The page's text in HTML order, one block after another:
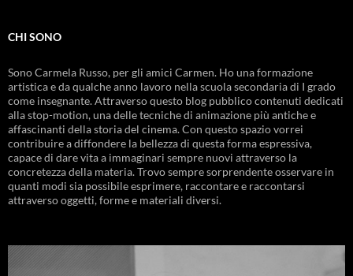
CHI SONO
Sono Carmela Russo, per gli amici Carmen. Ho una formazione
artistica e da qualche anno lavoro nella scuola secondaria di I grado
come insegnante. Attraverso questo blog pubblico contenuti dedicati
alla stop-motion, una delle tecniche di animazione più antiche e
affascinanti della storia del cinema. Con questo spazio vorrei
contribuire a diffondere la bellezza di questa forma espressiva,
capace di dare vita a immaginari sempre nuovi attraverso la
concretezza della materia. Trovo sempre sorprendente osservare in
quanti modi sia possibile esprimere, raccontare e raccontarsi
attraverso oggetti, forme e materiali diversi.